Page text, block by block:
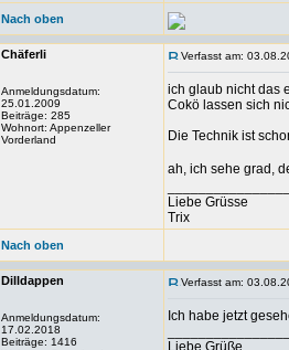
Nach oben
Chäferli
Anmeldungsdatum:
25.01.2009
Beiträge: 285
Wohnort: Appenzeller
Vorderland
Verfasst am:
ich glaub nicht das
Cokö lassen sich
Die Technik ist
ah, ich sehe grad,
Liebe Grüsse
Trix
Nach oben
Dilldappen
Anmeldungsdatum:
17.02.2018
Beiträge: 1416
Verfasst am:
Ich habe jetzt
Liebe Grüße